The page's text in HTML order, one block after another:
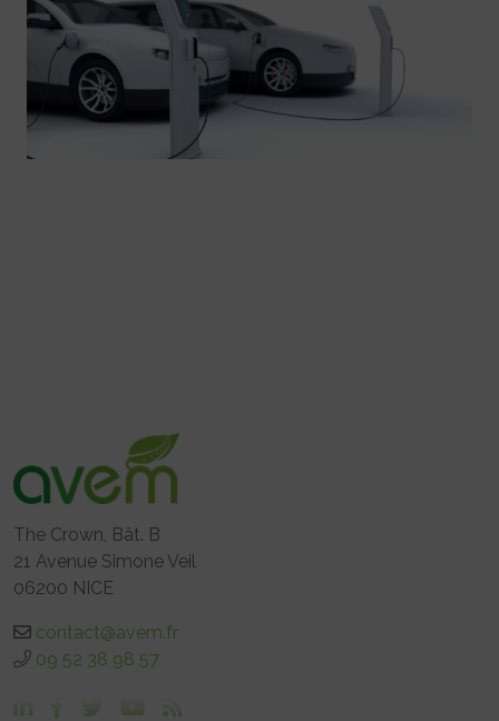
The Crown, Bât. B
21 Avenue Simone Veil
06200 NICE
contact@avem.fr
09 52 38 98 57